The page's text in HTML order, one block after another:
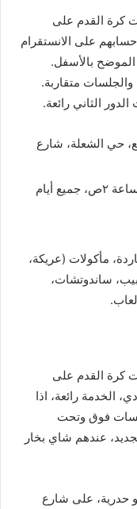
كرة القدم على
على الانستقرام
بالأسفل.
متقاربة.
الثاني رائعة.
حي الشعلة، شارع
أوقات العمل: من الساعة ٦ص إلى الساعة ٢ص، جميع أيام
مأكولات (عريكة،
ساندوتشات،
كرة القدم على
الخدمة رائعة، اذا
فوق وتحت
عندهم شاي بخار
حدرية، على شارع